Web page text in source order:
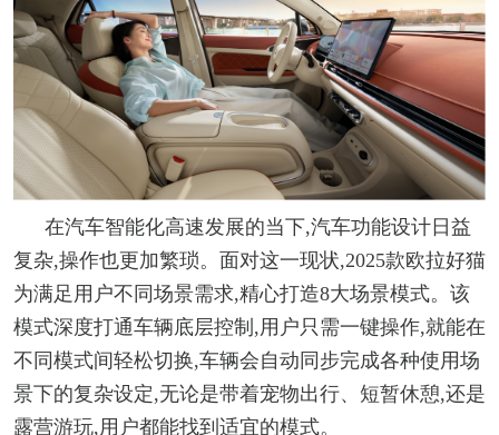
在汽车智能化高速发展的当下,汽车功能设计日益
复杂,操作也更加繁琐。面对这一现状,2025款欧拉好猫
为满足用户不同场景需求,精心打造8大场景模式。该
模式深度打通车辆底层控制,用户只需一键操作,就能在
不同模式间轻松切换,车辆会自动同步完成各种使用场
景下的复杂设定,无论是带着宠物出行、短暂休憩,还是
露营游玩,用户都能找到适宜的模式。